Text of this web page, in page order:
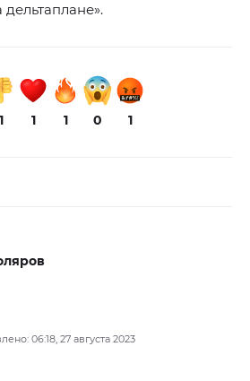
1 1 1 0 1
06:18, 27 августа 2023